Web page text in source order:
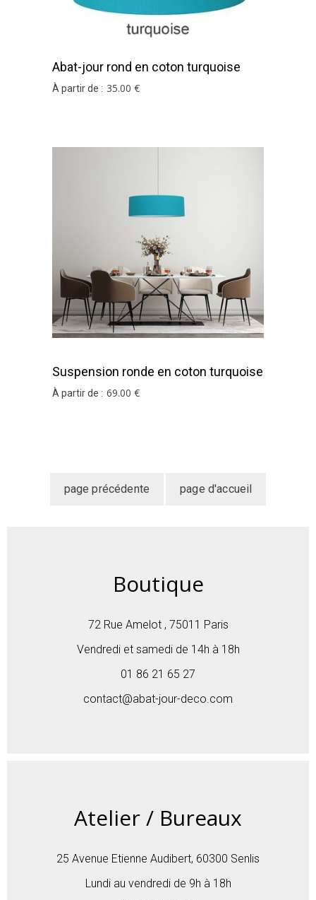
Abat-jour rond en coton turquoise
À partir de : 35.00 €
Suspension ronde en coton turquoise
À partir de : 69.00 €
Boutique
72 Rue Amelot , 75011 Paris
Vendredi et samedi de 14h à 18h
01 86 21 65 27
contact@abat-jour-deco.com
Atelier / Bureaux
25 Avenue Etienne Audibert, 60300 Senlis
Lundi au vendredi de 9h à 18h